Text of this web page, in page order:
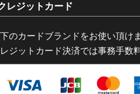
レジットカード
のカードブランドをお使い頂け
ジットカード決済では事務手数